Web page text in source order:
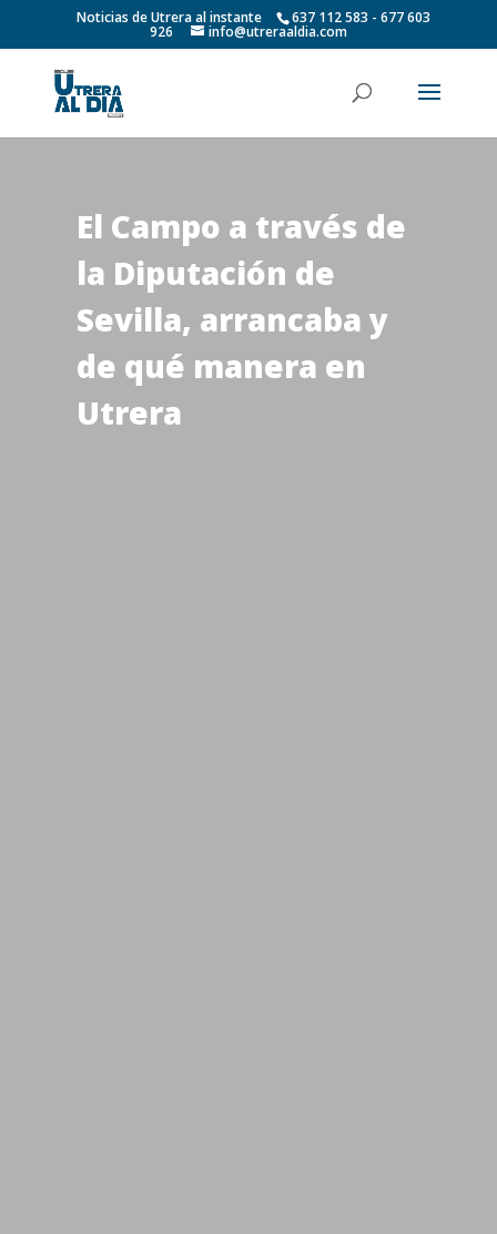
Noticias de Utrera al instante 637 112 583 - 677 603
926 info@utreraaldia.com
El Campo a través de
la Diputación de
Sevilla, arrancaba y
de qué manera en
Utrera